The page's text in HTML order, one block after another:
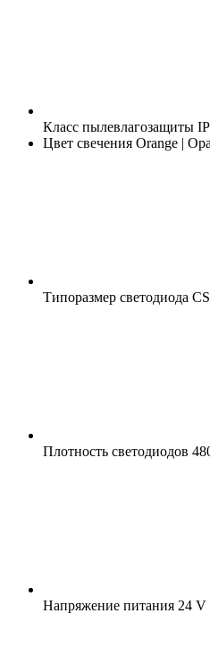
Класс пылевлагозащиты
Цвет свечения Orange |
Типоразмер светодиода
Плотность светодиодов
Напряжение питания 24 V